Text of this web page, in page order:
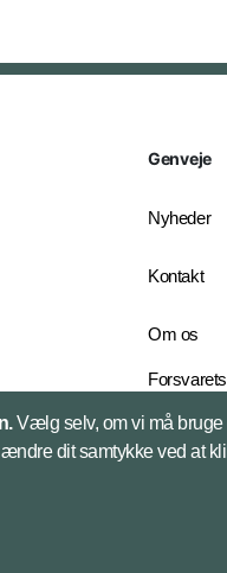
Genveje
Nyheder
Kontakt
Om os
Forsvarets
English
Vælg selv, om vi må bruge
dit samtykke ved at